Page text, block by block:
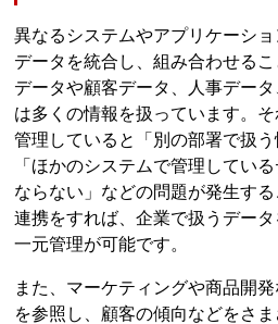
異なるシステムやアプリケーシ
データを統合し、組み合わせる
データや顧客データ、人事デー
は多くの情報を扱っています。
管理していると「別の部署で扱う
「ほかのシステムで管理してい
ならない」などの問題が発生す
連携をすれば、企業で扱うデータ
一元管理が可能です。
また、マーケティングや商品開
を参照し、顧客の傾向などをさ